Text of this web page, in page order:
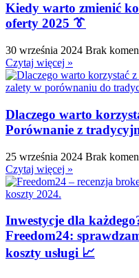
Kiedy warto zmienić
oferty 2025 👔
30 września 2024 Brak
Czytaj więcej »
Dlaczego warto
Porównanie z
25 września 2024 Brak
Czytaj więcej »
Inwestycje dla
Freedom24:
koszty usługi 📈